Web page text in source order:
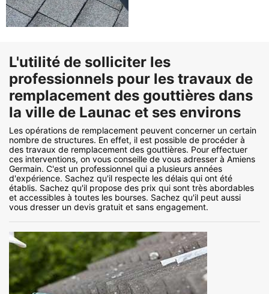
L'utilité de solliciter les
professionnels pour les travaux de
remplacement des gouttières dans
la ville de Launac et ses environs
Les opérations de remplacement peuvent concerner un certain
nombre de structures. En effet, il est possible de procéder à
des travaux de remplacement des gouttières. Pour effectuer
ces interventions, on vous conseille de vous adresser à Amiens
Germain. C'est un professionnel qui a plusieurs années
d'expérience. Sachez qu'il respecte les délais qui ont été
établis. Sachez qu'il propose des prix qui sont très abordables
et accessibles à toutes les bourses. Sachez qu'il peut aussi
vous dresser un devis gratuit et sans engagement.